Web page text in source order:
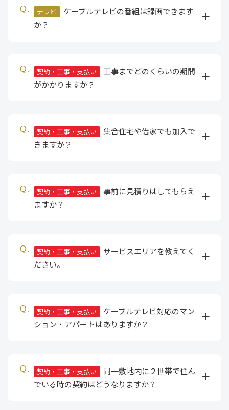
テレビ
ケーブルテレビの番組は録画できます
か？
契約・工事・支払い
工事までどのくらいの期間
がかかりますか？
契約・工事・支払い
集合住宅や借家でも加入で
きますか？
契約・工事・支払い
事前に見積りはしてもらえ
ますか？
契約・工事・支払い
サービスエリアを教えてく
ださい。
契約・工事・支払い
ケーブルテレビ対応のマン
ション・アパートはありますか？
契約・工事・支払い
同一敷地内に２世帯で住ん
でいる時の契約はどうなりますか？